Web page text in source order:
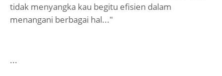
tidak menyangka kau begitu efisien dalam
menangani berbagai hal..."
...